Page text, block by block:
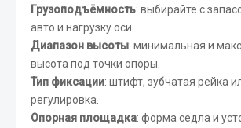
Весь раздел
Весь раздел
Грузоподъёмность: выбирайте с
авто и нагрузку оси.
Диапазон высоты: минимальная и
высота под точки опоры.
Тип фиксации: штифт, зубчатая рейка
регулировка.
Опорная площадка: форма седла и